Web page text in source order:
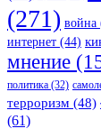
(271) война
интернет (44)
мнение
политика (32)
терроризм (48)
(61)